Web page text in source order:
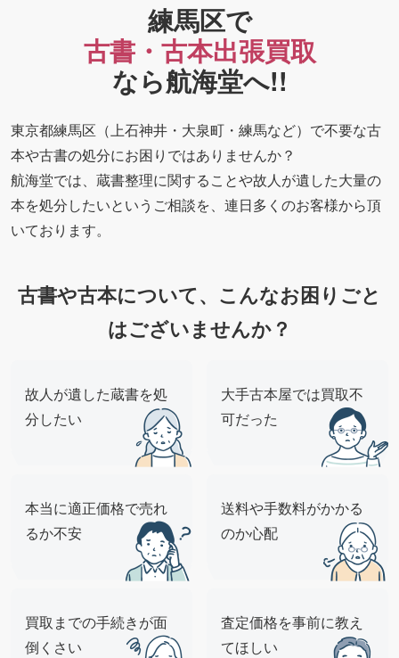
練馬区で
古書・古本出張買取
なら航海堂へ!!
東京都練馬区（上石神井・大泉町・練馬など）で不要な古
本や古書の処分にお困りではありませんか？
航海堂では、蔵書整理に関することや故人が遺した大量の
本を処分したいというご相談を、連日多くのお客様から頂
いております。
古書や古本について、こんなお困りごと
はございませんか？
故人が遺した蔵書を処
分したい
大手古本屋では買取不
可だった
本当に適正価格で売れ
るか不安
送料や手数料がかかる
のか心配
買取までの手続きが面
倒くさい
査定価格を事前に教え
てほしい